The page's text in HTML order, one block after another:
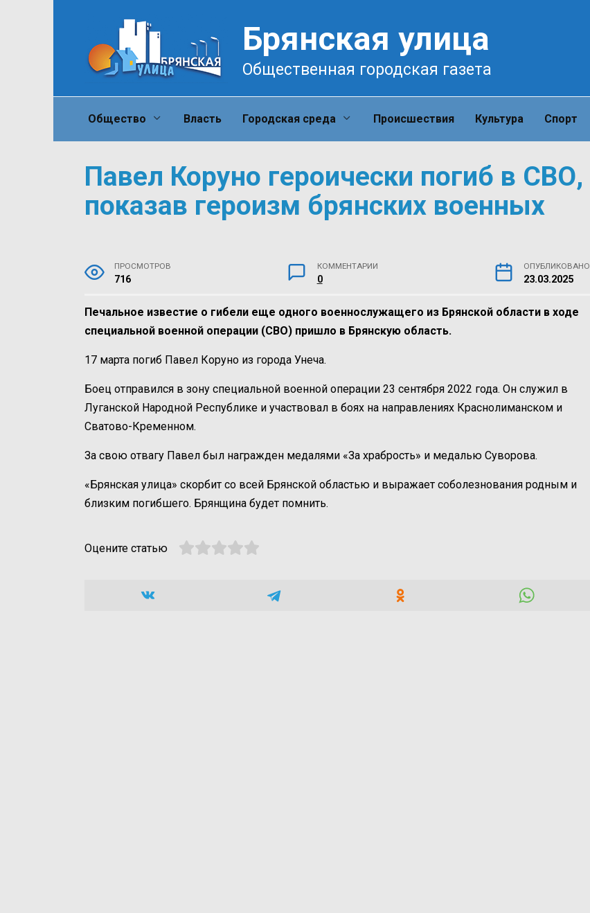
Брянская улица
Общественная городская газета
Общество Власть Городская среда Происшествия Культура Спорт
Павел Коруно героически погиб в СВО,
показав героизм брянских военных
ПРОСМОТРОВ
716
КОММЕНТАРИИ
0
ОПУБЛИКОВАНО
23.03.2025
Печальное известие о гибели еще одного военнослужащего из Брянской области в ходе
специальной военной операции (СВО) пришло в Брянскую область.
17 марта погиб Павел Коруно из города Унеча.
Боец отправился в зону специальной военной операции 23 сентября 2022 года. Он служил в
Луганской Народной Республике и участвовал в боях на направлениях Краснолиманском и
Сватово-Кременном.
За свою отвагу Павел был награжден медалями «За храбрость» и медалью Суворова.
«Брянская улица» скорбит со всей Брянской областью и выражает соболезнования родным и
близким погибшего. Брянщина будет помнить.
Оцените статью